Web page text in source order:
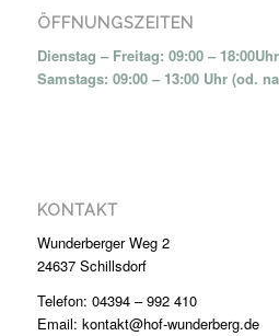
ÖFFNUNGSZEITEN
Dienstag – Freitag: 09:00 – 18:00Uhr
Samstags: 09:00 – 13:00 Uhr (od.
KONTAKT
Wunderberger Weg 2
24637 Schillsdorf
Telefon: 04394 – 992 410
Email: kontakt@hof-wunderberg.de